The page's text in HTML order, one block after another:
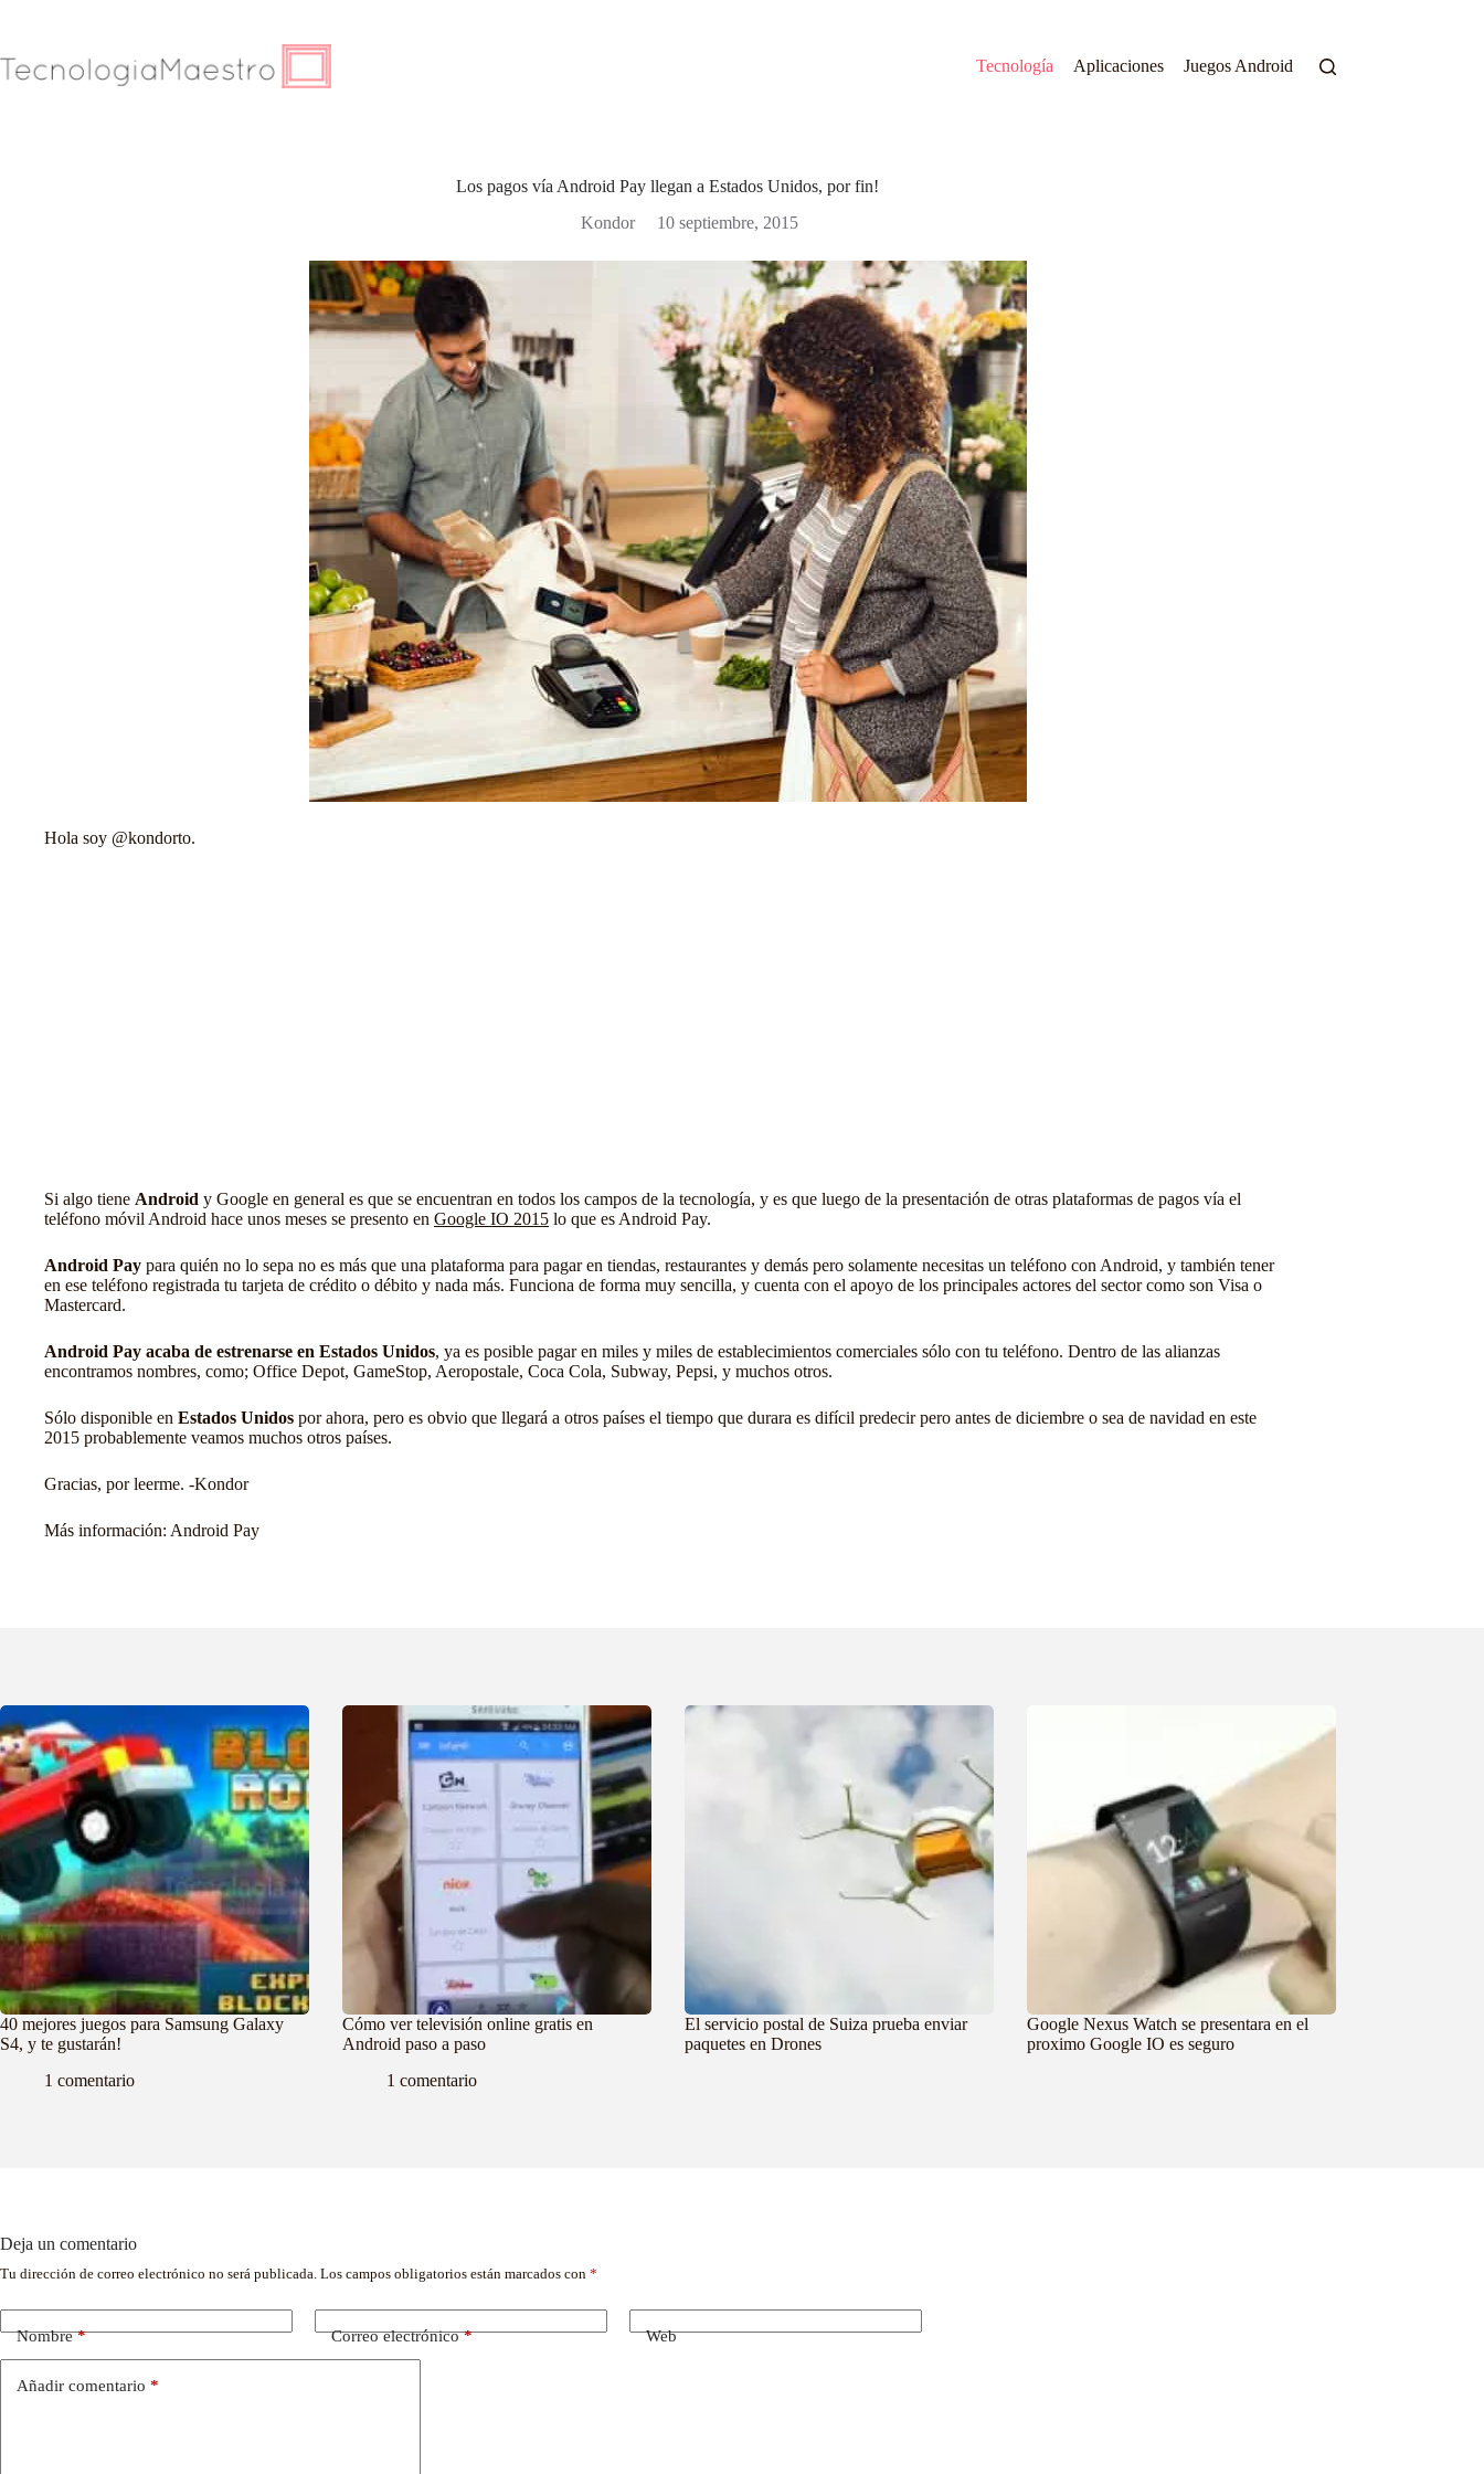
Tecnología
Aplicaciones Juegos Android
Los pagos vía Android Pay llegan a Estados Unidos, por fin!
Kondor
10 septiembre, 2015
Hola soy @kondorto.
Si algo tiene Android y Google en general es que se encuentran en todos los campos de la tecnología, y es que luego de la presentación de otras plataformas de pagos vía el
teléfono móvil Android hace unos meses se presento en Google IO 2015 lo que es Android Pay.
Android Pay para quién no lo sepa no es más que una plataforma para pagar en tiendas, restaurantes y demás pero solamente necesitas un teléfono con Android, y también tener
en ese teléfono registrada tu tarjeta de crédito o débito y nada más. Funciona de forma muy sencilla, y cuenta con el apoyo de los principales actores del sector como son Visa o
Mastercard.
Android Pay acaba de estrenarse en Estados Unidos, ya es posible pagar en miles y miles de establecimientos comerciales sólo con tu teléfono. Dentro de las alianzas
encontramos nombres, como; Office Depot, GameStop, Aeropostale, Coca Cola, Subway, Pepsi, y muchos otros.
Sólo disponible en Estados Unidos por ahora, pero es obvio que llegará a otros países el tiempo que durara es difícil predecir pero antes de diciembre o sea de navidad en este
2015 probablemente veamos muchos otros países.
Gracias, por leerme. -Kondor
Más información: Android Pay
40 mejores juegos para Samsung Galaxy
S4, y te gustarán!
1 comentario
Cómo ver televisión online gratis en
Android paso a paso
1 comentario
El servicio postal de Suiza prueba enviar
paquetes en Drones
Google Nexus Watch se presentara en el
proximo Google IO es seguro
Deja un comentario
Tu dirección de correo electrónico no será publicada. Los campos obligatorios están marcados con *
Nombre* Correo electrónico* Web
Añadir comentario *